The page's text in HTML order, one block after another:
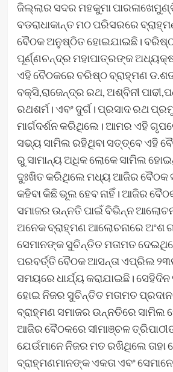
ଜିଲ୍ଲାର ସଦର ମହକୁମା
ବଡରାଧାକାନ୍ତ ମଠ ପରିସରରେ
ବୈଠକ ଅନୁଷ୍ଠିତ ହୋଇଯାଇଛି।
ପୂର୍ଣ୍ଣଚନ୍ଦ୍ର ମହାପାତ୍ରଙ୍କ
ଏହି ବୈଠକରେ ବରିଷ୍ଠ ବ୍ରାହ୍ମଣ
ବକ୍ସି,ରାଜେନ୍ଦ୍ର ରଥ, ଅଶ୍ବିନୀ
ରଥଶର୍ମ। ଏବଂ ଦୁର୍ଗ। ପ୍ରସାଦ ରଥ
ମାର୍ଗଦର୍ଶନ କରିଥିଲେ। ଆମର ଏହି
ସଭ୍ୟ ସାମିଲ ରହିଥିବା ସତ୍ତ୍ବେ ଏହି
ରୁ ସାମାନ୍ୟ ଅଧିକ ଲୋକେ ସାମିଲ
ଦୁଃଖିତ କରିଥିଲେ ମଧ୍ୟ ଆଜିର
କହିବା କିଛି ଭୂଲ ହେବ ନାହିଁ। ଆଜିର
ସମାଜର ଉନ୍ନତି ପାଇଁ ବିଭିନ୍ନ
ଅନେକ ବ୍ରାହ୍ମଣ ଆଲୋଚନାରେ ଅଂଶ
ସେମାନଙ୍କ ସୁଚିନ୍ତିତ ମତାମତ
ପରବର୍ତ୍ତି ବୈଠକ ଆସନ୍ତା ଏପ୍ରିଲ
ସମୟରେ ଧାର୍ଯ୍ୟ କରାଯାଇଛି।
ହୋଇ ନିଜର ସୁଚିନ୍ତିତ ମତାମତ ପ୍ରଦାନ
ବ୍ରାହ୍ମଣ ସମାଜର ଉନ୍ନତିରେ ସାମିଲ
ଆଜିର ବୈଠକରେ ସୀମାଞ୍ଚଳ
ଯେଉଁମାନେ ନିଜର ମତ ରଖିଥିଲେ ତାହା
ବ୍ରାହ୍ମଣମାନଙ୍କ ଏକତା ଏବଂ